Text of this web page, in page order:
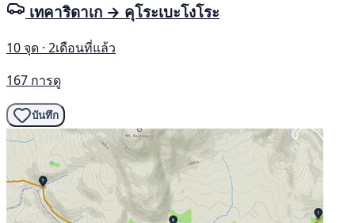
เทคาริดาเก → คุโระเบะโงโระ
10 จุด · 2เดือนที่แล้ว
167 การดู
บันทึก